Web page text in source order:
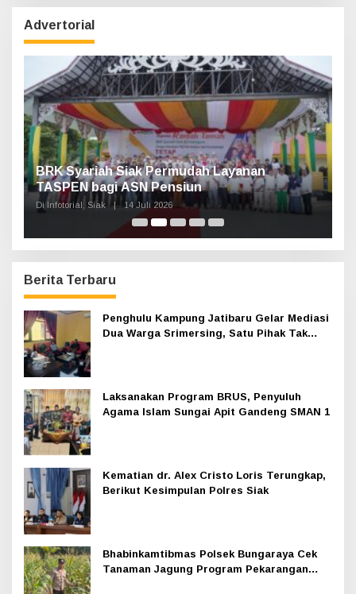
i
u
n
:
Advertorial
Haul Sultan Siak ke-60 Digelar, Bupati Afni
Ajak Masyarakat Lestarikan Sejarah
Kesultanan
Di Infotorial, Siak | 12 Juli 2026
Berita Terbaru
Penghulu Kampung Jatibaru Gelar Mediasi
Dua Warga Srimersing, Satu Pihak Tak
Laksanakan Program BRUS, Penyuluh
Agama Islam Sungai Apit Gandeng SMAN 1
Kematian dr. Alex Cristo Loris Terungkap,
Berikut Kesimpulan Polres Siak
Bhabinkamtibmas Polsek Bungaraya Cek
Tanaman Jagung Program Pekarangan